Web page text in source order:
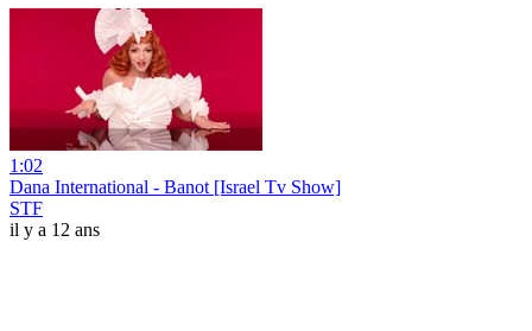
1:02
Dana International - Banot [Israel Tv Show]
STF
il y a 12 ans